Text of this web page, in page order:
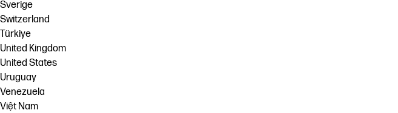
Sverige
Switzerland
Türkiye
United Kingdom
United States
Uruguay
Venezuela
Việt Nam